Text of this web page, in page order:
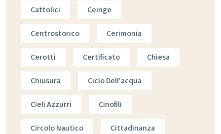
Cattolici Ceinge
Centrostorico Cerimonia
Cerotti Certificato Chiesa
Chiusura Ciclo Dell'acqua
Cieli Azzurri Cinofili
Circolo Nautico Cittadinanza